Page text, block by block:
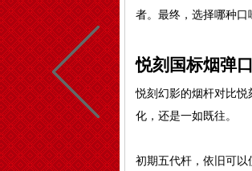
者。最终，选择哪种口
悦刻国标烟弹
悦刻幻影的烟杆对比
化，还是一如既往。
初期五代杆，依旧可以